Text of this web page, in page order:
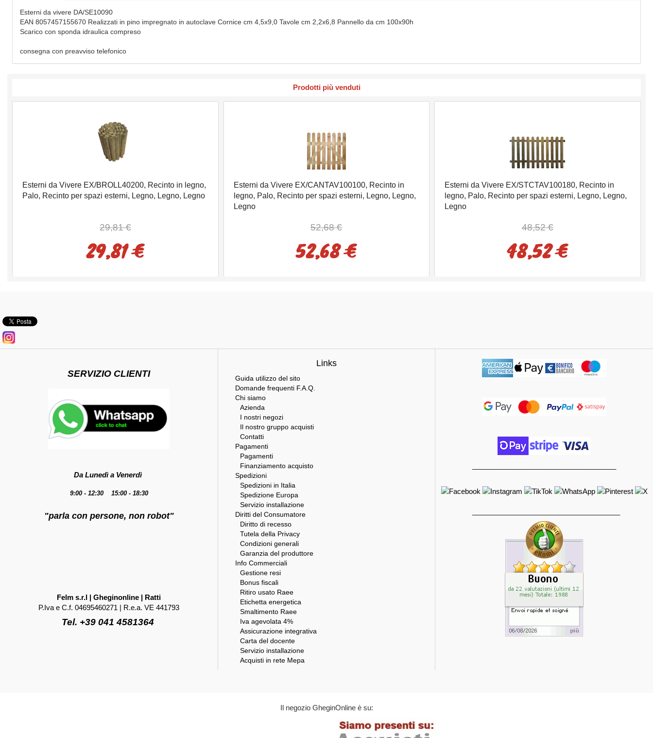
Esterni da vivere DA/SE10090
EAN 8057457155670 Realizzati in pino impregnato in autoclave Cornice cm 4,5x9,0 Tavole cm 2,2x6,8 Pannello da cm 100x90h
Scarico con sponda idraulica compreso
consegna con preavviso telefonico
Prodotti più venduti
Esterni da Vivere EX/BROLL40200, Recinto in legno,
Palo, Recinto per spazi esterni, Legno, Legno, Legno
29,81 €
29,81 €
Esterni da Vivere EX/CANTAV100100, Recinto in
legno, Palo, Recinto per spazi esterni, Legno, Legno,
Legno
52,68 €
52,68 €
Esterni da Vivere EX/STCTAV100180, Recinto in
legno, Palo, Recinto per spazi esterni, Legno, Legno,
Legno
48,52 €
48,52 €
SERVIZIO CLIENTI
Da Lunedì a Venerdì
9:00 - 12:30 15:00 - 18:30
"parla con persone, non robot"
Felm s.r.l | Gheginonline | Ratti
P.Iva e C.f. 04695460271 | R.e.a. VE 441793
Tel. +39 041 4581364
Links
Guida utilizzo del sito
Domande frequenti F.A.Q.
Chi siamo
Azienda
I nostri negozi
Il nostro gruppo acquisti
Contatti
Pagamenti
Pagamenti
Finanziamento acquisto
Spedizioni
Spedizioni in Italia
Spedizione Europa
Servizio installazione
Diritti del Consumatore
Diritto di recesso
Tutela della Privacy
Condizioni generali
Garanzia del produttore
Info Commerciali
Gestione resi
Bonus fiscali
Ritiro usato Raee
Etichetta energetica
Smaltimento Raee
Iva agevolata 4%
Assicurazione integrativa
Carta del docente
Servizio installazione
Acquisti in rete Mepa
Il negozio GheginOnline è su: